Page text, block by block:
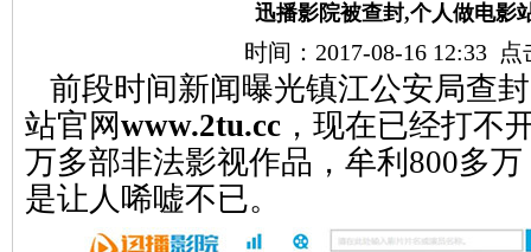
迅播影院被查封,个人做电影
时间：2017-08-16 12:33
前段时间新闻曝光镇江公安局查
站官网www.2tu.cc ，现在已经打不
万多部非法影视作品，牟利800多
是让人唏嘘不已。